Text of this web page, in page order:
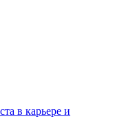
в карьере и